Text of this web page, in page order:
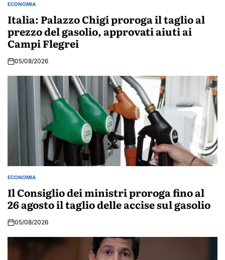
POSTED
ECONOMIA
Italia: Palazzo Chigi proroga il taglio al
prezzo del gasolio, approvati aiuti ai
Campi Flegrei
05/08/2026
POSTED
IN
ECONOMIA
Il Consiglio dei ministri proroga fino al
26 agosto il taglio delle accise sul gasolio
05/08/2026